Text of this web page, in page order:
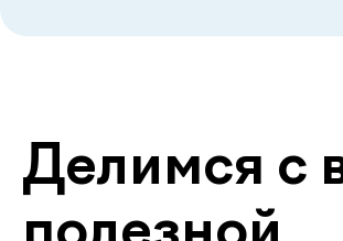
Заказать звонок
Главная